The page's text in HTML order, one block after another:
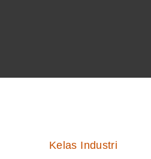
Kelas Industri